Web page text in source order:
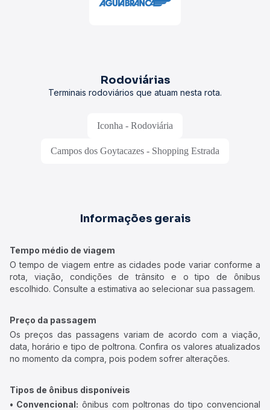
Rodoviárias
Terminais rodoviários que atuam nesta rota.
Iconha - Rodoviária
Campos dos Goytacazes - Shopping Estrada
Informações gerais
Tempo médio de viagem
O tempo de viagem entre as cidades pode variar conforme a
rota, viação, condições de trânsito e o tipo de ônibus
escolhido. Consulte a estimativa ao selecionar sua passagem.
Preço da passagem
Os preços das passagens variam de acordo com a viação,
data, horário e tipo de poltrona. Confira os valores atualizados
no momento da compra, pois podem sofrer alterações.
Tipos de ônibus disponíveis
• Convencional: ônibus com poltronas do tipo convencional